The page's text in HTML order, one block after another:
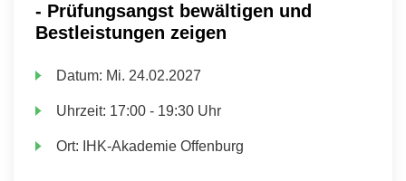
- Prüfungsangst bewältigen und
Bestleistungen zeigen
Datum: Mi. 24.02.2027
Uhrzeit: 17:00 - 19:30 Uhr
Ort: IHK-Akademie Offenburg